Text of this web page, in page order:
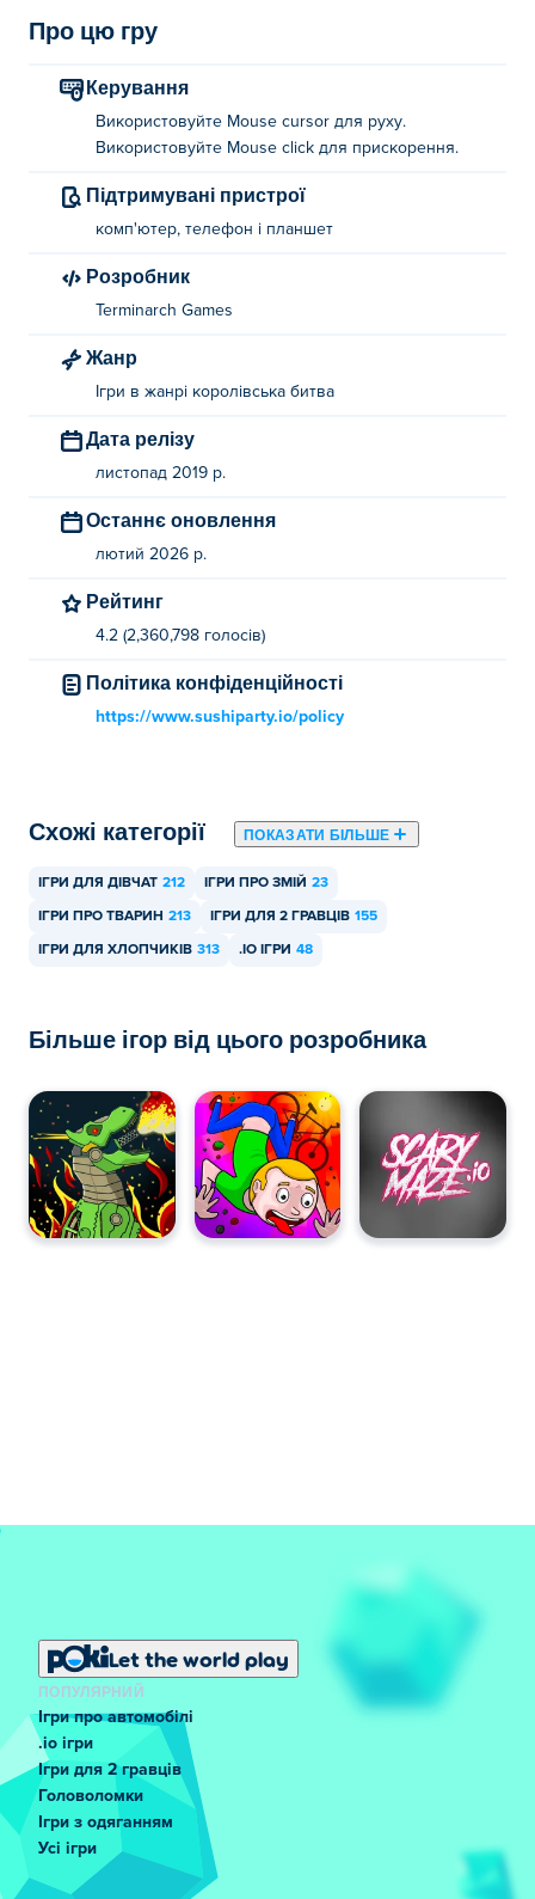
Про цю гру
Керування
Використовуйте Mouse cursor для руху.
Використовуйте Mouse click для прискорення.
Підтримувані пристрої
комп'ютер, телефон і планшет
Розробник
Terminarch Games
Жанр
Ігри в жанрі королівська битва
Дата релізу
листопад 2019 р.
Останнє оновлення
лютий 2026 р.
Рейтинг
4.2 (2,360,798 голосів)
Політика конфіденційності
https://www.sushiparty.io/policy
Схожі категорії ПОКАЗАТИ БІЛЬШЕ
ІГРИ ДЛЯ ДІВЧАТ 212 ІГРИ ПРО ЗМІЙ 23
ІГРИ ПРО ТВАРИН 213 ІГРИ ДЛЯ 2 ГРАВЦІВ 155
ІГРИ ДЛЯ ХЛОПЧИКІВ 313 .IO ІГРИ 48
Більше ігор від цього розробника
Let the world play
ПОПУЛЯРНИЙ
Ігри про автомобілі
.io ігри
Ігри для 2 гравців
Головоломки
Ігри з одяганням
Усі ігри